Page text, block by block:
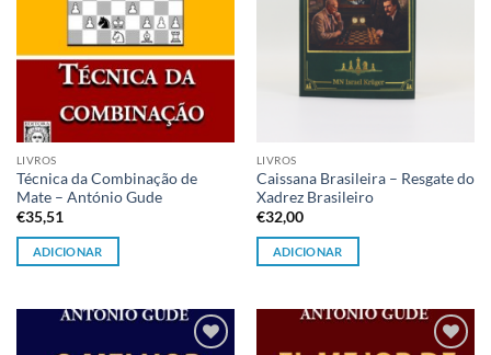
LIVROS
Técnica da Combinação de
Mate – António Gude
€35,51
ADICIONAR
LIVROS
Caissana Brasileira – Resgate do
Xadrez Brasileiro
€32,00
ADICIONAR